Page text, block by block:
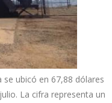
ubicó en 67,88 dólares
La cifra representa un